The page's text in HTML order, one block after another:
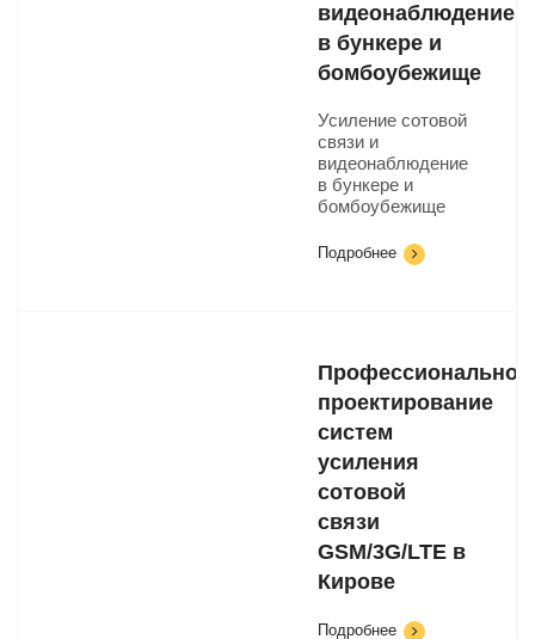
видеонаблюдение
в бункере и
бомбоубежище
Усиление сотовой
связи и
видеонаблюдение
в бункере и
бомбоубежище
Подробнее
Профессиональное
проектирование
систем
усиления
сотовой
связи
GSM/3G/LTE в
Кирове
Подробнее